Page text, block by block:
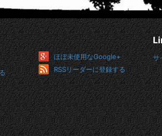
ほぼ未使用なGoogle+
RSSリーダーに登録する
サ